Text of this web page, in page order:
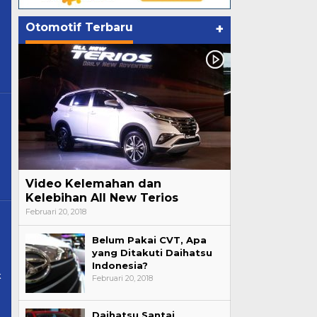
Otomotif Terbaru +
Video Kelemahan dan
Kelebihan All New Terios
Februari 20, 2018
Belum Pakai CVT, Apa
yang Ditakuti Daihatsu
Indonesia?
Februari 20, 2018